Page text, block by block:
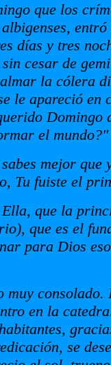
que los
días y tres
cesar de
la cólera
le apareció en
Domingo
el mundo?"
mejor que
Tu fuiste el
Ella, que la
que es el
para Dios
muy
en la
se